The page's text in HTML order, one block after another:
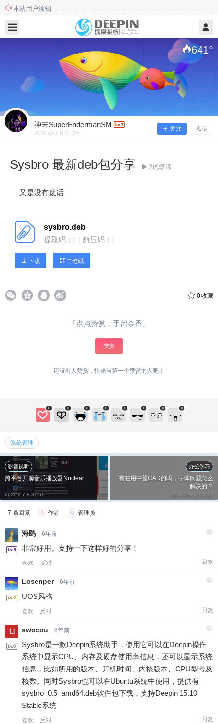
本站用户须知
此站不再更新和维护，欢迎前往新站
641°
神末SuperEndermanSM
2020-2-7 8:41:25
关注 私信
Sysbro 最新deb包分享 为您朗读
又是没有废话
sysbro.deb
提取码：
；解压码：
下载 二维码
0 收藏
「点点赞赏，手留余香」
赞赏
还没有人赞赏，快来当第一个赞赏的人吧！
0 0 0 0 0 0 0 0
系统管理
神末SuperEndermanSM @ 艺优网深度系统社区
载 二维码 0 收藏
扫描二维码继续阅读
给神末SuperEndermanSM打赏
2 元
影音视听
跨平台开源音乐播放器Nuclear
2020-2-7 8:31:51
办公学习
有在用中望CAD的吗，字体问题怎么
解决的？
2020-2-9 16:58:18
7 条回复 A 作者 M 管理员
海鸥 6年前 1
非常好用。支持一下这样好的分享！
喜欢 反对 回复
Losenper 6年前 2
UOS风格
喜欢 反对 回复
swocou 6年前 3
Sysbro是一款Deepin系统助手，使用它可以在Deepin操作
系统中显示CPU、内存及硬盘使用率信息，还可以显示系统
信息，比如所用的版本、开机时间、内核版本、CPU型号及
核数。同时Sysbro也可以在Ubuntu系统中使用，提供有
sysbro_0.5_amd64.deb软件包下载，支持Deepin 15.10
Stable系统
喜欢 反对 回复
您没有权限发布内容，请购买会员或者提升权
限。
6位以上
忘记密码？找回 已有帐号？登录